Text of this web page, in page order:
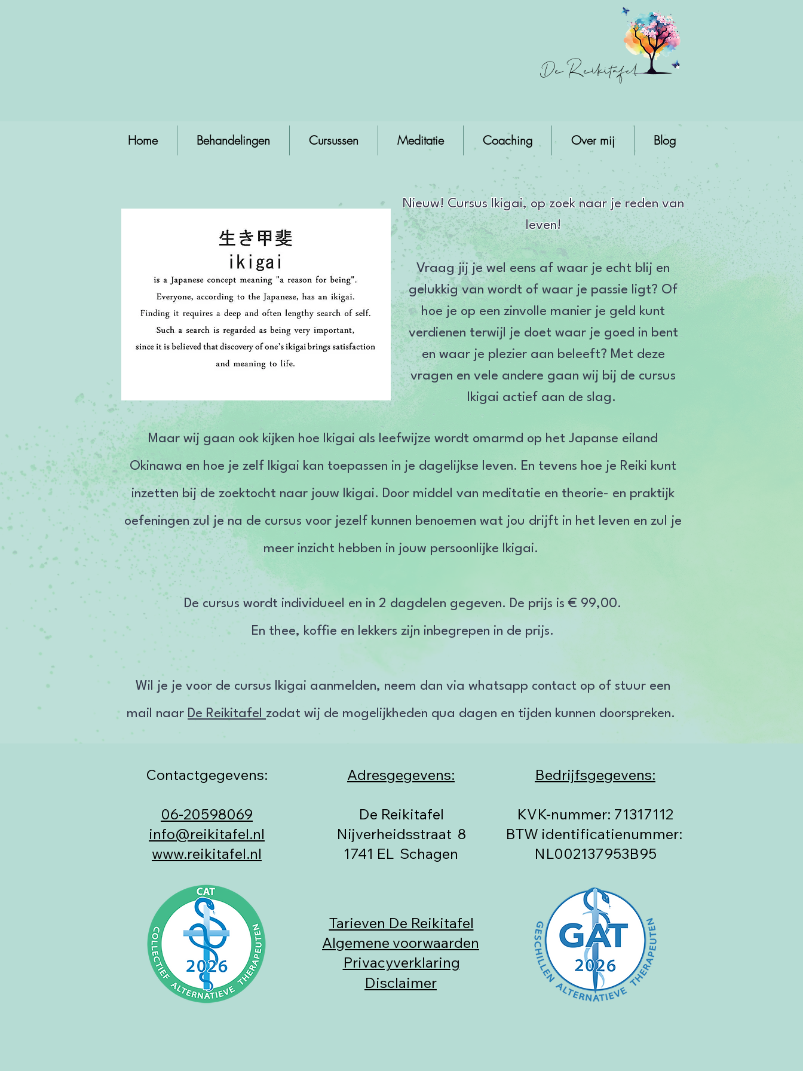
De Reikitafel
Home Behandelingen Cursussen Meditatie Coaching Over mij Blog
Nieuw! Cursus Ikigai, op zoek naar je reden van
leven!
Vraag jij je wel eens af waar je echt blij en
gelukkig van wordt of waar je passie ligt? Of
hoe je op een zinvolle manier je geld kunt
verdienen terwijl je doet waar je goed in bent
en waar je plezier aan beleeft? Met deze
vragen en vele andere gaan wij bij de cursus
Ikigai actief aan de slag.
Maar wij gaan ook kijken hoe Ikigai als leefwijze wordt omarmd op het Japanse eiland
Okinawa en hoe je zelf Ikigai kan toepassen in je dagelijkse leven. En tevens hoe je Reiki kunt
inzetten bij de zoektocht naar jouw Ikigai. Door middel van meditatie en theorie- en praktijk
oefeningen zul je na de cursus voor jezelf kunnen benoemen wat jou drijft in het leven en zul je
meer inzicht hebben in jouw persoonlijke Ikigai.
De cursus wordt individueel en in 2 dagdelen gegeven. De prijs is € 99,00.
En thee, koffie en lekkers zijn inbegrepen in de prijs.
Wil je je voor de cursus Ikigai aanmelden, neem dan via whatsapp contact op of stuur een
mail naar De Reikitafel zodat wij de mogelijkheden qua dagen en tijden kunnen doorspreken.
Contactgegevens:
​06-20598069
info@reikitafel.nl
www.reikitafel.nl
Adresgegevens:
De Reikitafel
Nijverheidsstraat 8
1741 EL Schagen
Bedrijfsgegevens:
KVK-nummer: 71317112
BTW identificatienummer:
NL002137953B95
Tarieven De Reikitafel
Algemene voorwaarden
Privacyverklaring
Disclaimer